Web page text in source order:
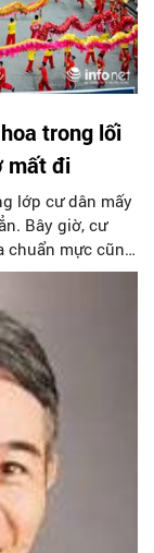
trong lối
mất đi
lớp cư dân mấy
Bây giờ, cư
chuẩn mực cũng